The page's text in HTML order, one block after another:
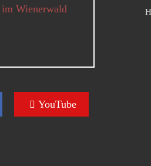
YouTube